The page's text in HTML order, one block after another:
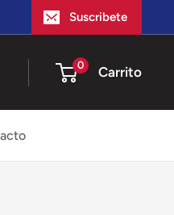
Suscribete
0 Carrito